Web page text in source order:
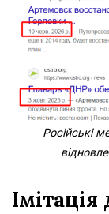
Російські